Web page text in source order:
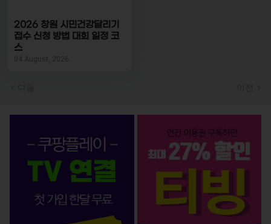
2026 창원 시민건강달리기
접수 신청 방법 대회 일정 코
스